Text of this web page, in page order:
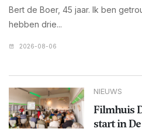
Bert de Boer, 45 jaar. Ik ben
hebben drie...
2026-08-06
NIEUWS
Filmhuis
start in